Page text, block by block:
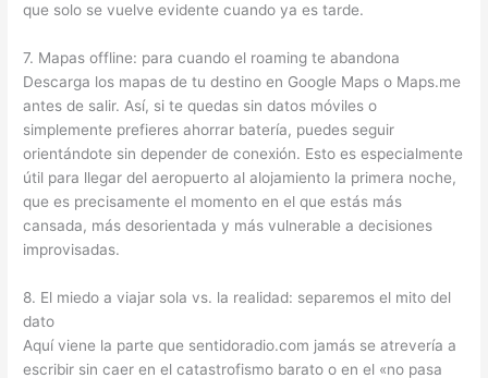
que solo se vuelve evidente cuando ya es tarde.
7. Mapas offline: para cuando el roaming te abandona
Descarga los mapas de tu destino en Google Maps o Maps.me
antes de salir. Así, si te quedas sin datos móviles o
simplemente prefieres ahorrar batería, puedes seguir
orientándote sin depender de conexión. Esto es especialmente
útil para llegar del aeropuerto al alojamiento la primera noche,
que es precisamente el momento en el que estás más
cansada, más desorientada y más vulnerable a decisiones
improvisadas.
8. El miedo a viajar sola vs. la realidad: separemos el mito del
dato
Aquí viene la parte que sentidoradio.com jamás se atrevería a
escribir sin caer en el catastrofismo barato o en el «no pasa